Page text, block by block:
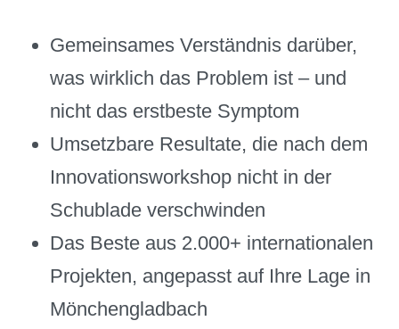
Gemeinsames Verständnis darüber,
was wirklich das Problem ist – und
nicht das erstbeste Symptom
Umsetzbare Resultate, die nach dem
Innovationsworkshop nicht in der
Schublade verschwinden
Das Beste aus 2.000+ internationalen
Projekten, angepasst auf Ihre Lage in
Mönchengladbach